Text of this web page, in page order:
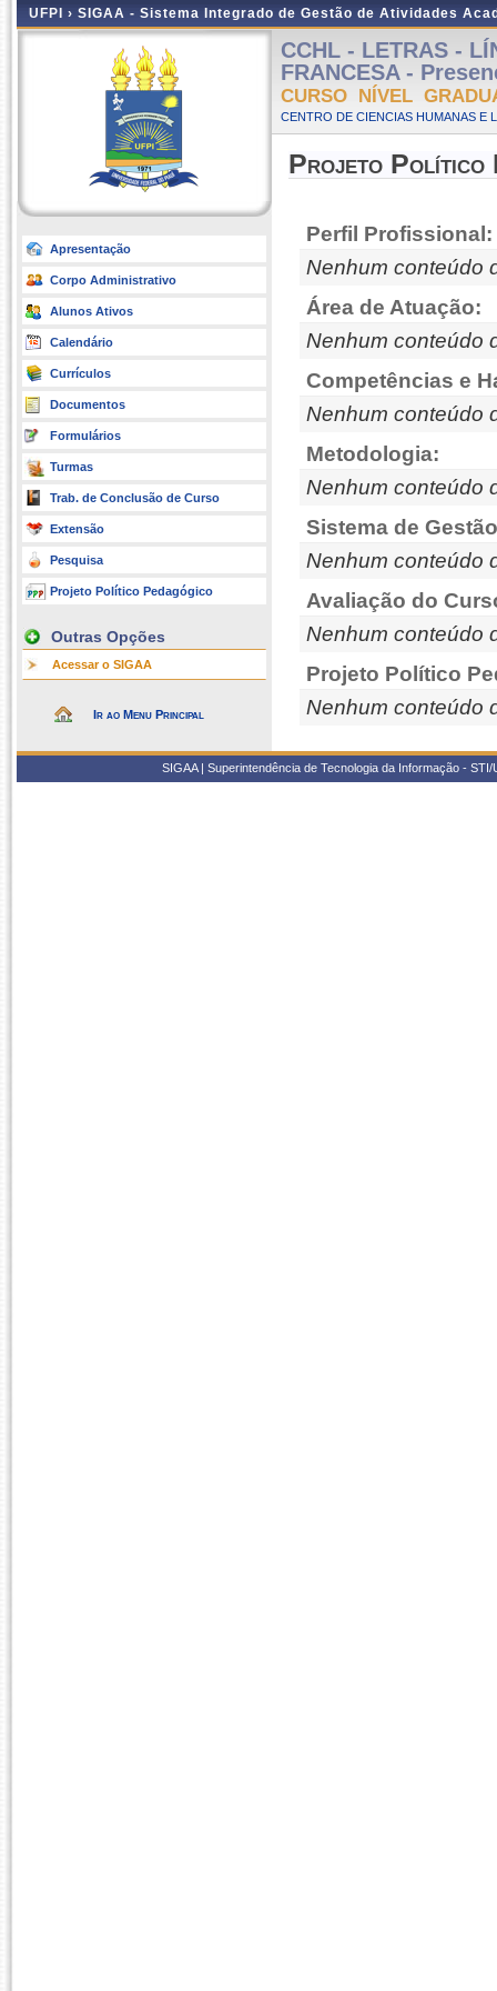
UFPI › SIGAA - Sistema Integrado de Gestão de Atividades
Apresentação
Corpo Administrativo
Alunos Ativos
Calendário
Currículos
Documentos
Formulários
Turmas
Trab. de Conclusão de Curso
Extensão
Pesquisa
Projeto Político Pedagógico
Outras Opções
Acessar o SIGAA
Ir ao Menu Principal
CCHL - LETRAS -
FRANCESA -
CURSO NÍVEL
CENTRO DE CIENCIAS HUMANAS E
Projeto Político
Perfil Profissional:
Nenhum conteúdo
Área de Atuação:
Nenhum conteúdo
Competências e
Nenhum conteúdo
Metodologia:
Nenhum conteúdo
Sistema de
Nenhum conteúdo
Avaliação do
Nenhum conteúdo
Projeto Político
Nenhum conteúdo
SIGAA | Superintendência de Tecnologia da Informação -